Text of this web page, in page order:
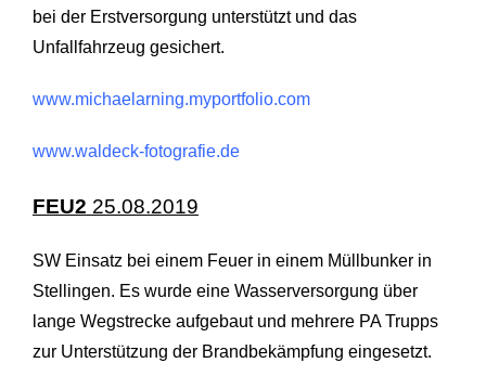
bei der Erstversorgung unterstützt und das
Unfallfahrzeug gesichert.
www.michaelarning.myportfolio.com
www.waldeck-fotografie.de
FEU2 25.08.2019
SW Einsatz bei einem Feuer in einem Müllbunker in
Stellingen. Es wurde eine Wasserversorgung über
lange Wegstrecke aufgebaut und mehrere PA Trupps
zur Unterstützung der Brandbekämpfung eingesetzt.